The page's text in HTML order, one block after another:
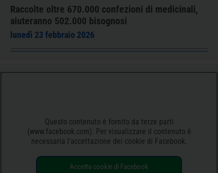
Raccolte oltre 670.000 confezioni di medicinali,
aiuteranno 502.000 bisognosi
lunedì 23 febbraio 2026
Questo contenuto è fornito da terze parti
(www.facebook.com). Per visualizzare il contenuto è
necessaria l'accettazione dei cookie di Facebook.
Accetta cookie di Facebook